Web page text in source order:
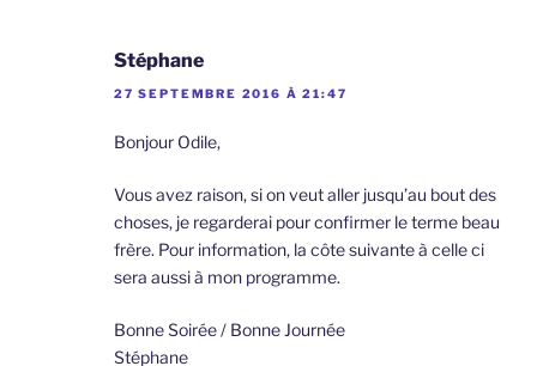
Stéphane
27 SEPTEMBRE 2016 À 21:47
Bonjour Odile,
Vous avez raison, si on veut aller jusqu’au bout des
choses, je regarderai pour confirmer le terme beau
frère. Pour information, la côte suivante à celle ci
sera aussi à mon programme.
Bonne Soirée / Bonne Journée
Stéphane